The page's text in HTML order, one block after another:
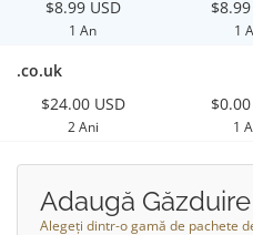
$8.99 USD
1 An 1
.co.uk
$24.00 USD
2 Ani 1
Adaugă
Alegeți dintr-o gamă de pachete